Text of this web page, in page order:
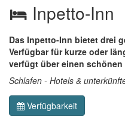
Inpetto-Inn
Das Inpetto-Inn bietet drei
Verfügbar für kurze oder
verfügt über einen schönen
Schlafen - Hotels &
Verfügbarkeit